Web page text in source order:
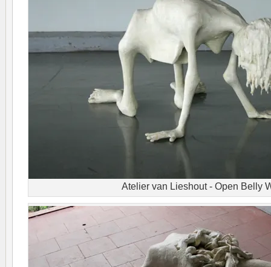
Atelier van Lieshout - Open Belly